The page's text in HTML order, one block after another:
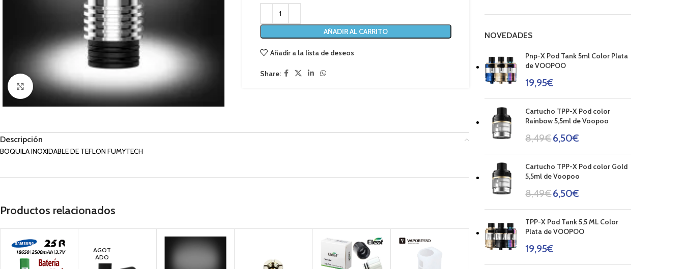
Haga Click para agrandar
AÑADIR AL CARRITO
Añadir a la lista de deseos
Share:
Descripción
BOQUILA INOXIDABLE DE TEFLON FUMYTECH
Productos relacionados
AGOT
ADO
NOVEDADES
Pnp-X Pod Tank 5ml Color Plata
de VOOPOO
19,95€
Cartucho TPP-X Pod color
Rainbow 5,5ml de Voopoo
8,49€6,50€
Cartucho TPP-X Pod color Gold
5,5ml de Voopoo
8,49€6,50€
TPP-X Pod Tank 5,5 ML Color
Plata de VOOPOO
19,95€